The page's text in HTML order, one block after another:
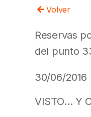
Volver
Reservas
del punto
30/06/2016
VISTO… Y